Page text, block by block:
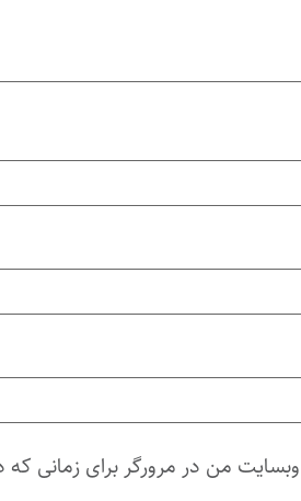
وبسایت من در مرورگر برای زمانی